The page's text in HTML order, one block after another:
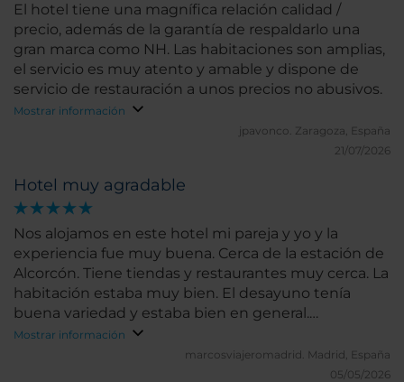
El hotel tiene una magnífica relación calidad /
precio, además de la garantía de respaldarlo una
gran marca como NH. Las habitaciones son amplias,
el servicio es muy atento y amable y dispone de
servicio de restauración a unos precios no abusivos.
Mostrar información
jpavonco. Zaragoza, España
21/07/2026
Hotel muy agradable
Nos alojamos en este hotel mi pareja y yo y la
experiencia fue muy buena. Cerca de la estación de
Alcorcón. Tiene tiendas y restaurantes muy cerca. La
habitación estaba muy bien. El desayuno tenía
buena variedad y estaba bien en general.
Recomiendo este hotel.
Mostrar información
marcosviajeromadrid. Madrid, España
05/05/2026